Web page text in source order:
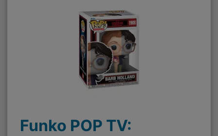
Funko POP TV: